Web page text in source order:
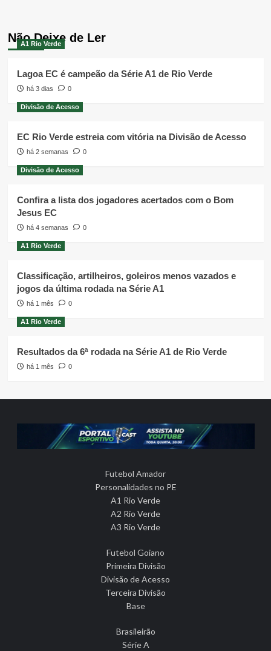
Não Deixe de Ler
A1 Rio Verde
Lagoa EC é campeão da Série A1 de Rio Verde
há 3 dias 0
Divisão de Acesso
EC Rio Verde estreia com vitória na Divisão de Acesso
há 2 semanas 0
Divisão de Acesso
Confira a lista dos jogadores acertados com o Bom
Jesus EC
há 4 semanas 0
A1 Rio Verde
Classificação, artilheiros, goleiros menos vazados e
jogos da última rodada na Série A1
há 1 mês 0
A1 Rio Verde
Resultados da 6ª rodada na Série A1 de Rio Verde
há 1 mês 0
Futebol Amador
Personalidades no PE
A1 Rio Verde
A2 Rio Verde
A3 Rio Verde
Futebol Goiano
Primeira Divisão
Divisão de Acesso
Terceira Divisão
Base
Brasileirão
Série A